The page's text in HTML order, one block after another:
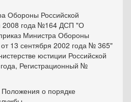
Российской
2008 года №164 ДСП "О
Министра Обороны
13 сентября 2002 года № 365"
юстиции Российской
Регистрационный №
Положения о порядке